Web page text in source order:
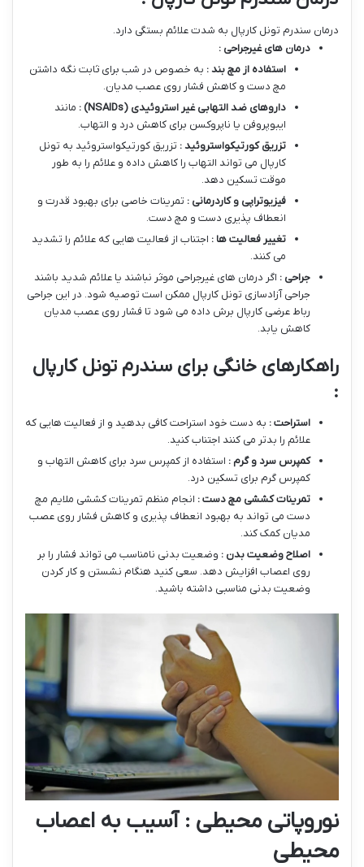
درمان سندرم تونل کارپال به شدت علائم بستگی دارد.
درمان های غیرجراحی :
استفاده از مچ بند : به خصوص در شب برای ثابت نگه داشتن
مچ دست و کاهش فشار روی عصب مدیان.
داروهای ضد التهابی غیر استروئیدی (NSAIDs)
: مانند
ایبوپروفن یا ناپروکسن برای کاهش درد و التهاب.
تزریق کورتیکواستروئید : تزریق کورتیکواستروئید به تونل
کارپال می تواند التهاب را کاهش داده و علائم را به طور
موقت تسکین دهد.
فیزیوتراپی و کاردرمانی : تمرینات خاصی برای بهبود قدرت و
انعطاف پذیری دست و مچ دست.
تغییر فعالیت ها : اجتناب از فعالیت هایی که علائم را تشدید
می کنند.
جراحی : اگر درمان های غیرجراحی موثر نباشند یا علائم شدید باشند
جراحی آزادسازی تونل کارپال ممکن است توصیه شود. در این جراحی
رباط عرضی کارپال برش داده می شود تا فشار روی عصب مدیان
کاهش یابد.
راهکارهای خانگی برای سندرم تونل کارپال
:
استراحت : به دست خود استراحت کافی بدهید و از فعالیت هایی که
علائم را بدتر می کنند اجتناب کنید.
کمپرس سرد و گرم : استفاده از کمپرس سرد برای کاهش التهاب و
کمپرس گرم برای تسکین درد.
تمرینات کششی مچ دست : انجام منظم تمرینات کششی ملایم مچ
دست می تواند به بهبود انعطاف پذیری و کاهش فشار روی عصب
مدیان کمک کند.
اصلاح وضعیت بدن : وضعیت بدنی نامناسب می تواند فشار را بر
روی اعصاب افزایش دهد. سعی کنید هنگام نشستن و کار کردن
وضعیت بدنی مناسبی داشته باشید.
نوروپاتی محیطی : آسیب به اعصاب
محیطی